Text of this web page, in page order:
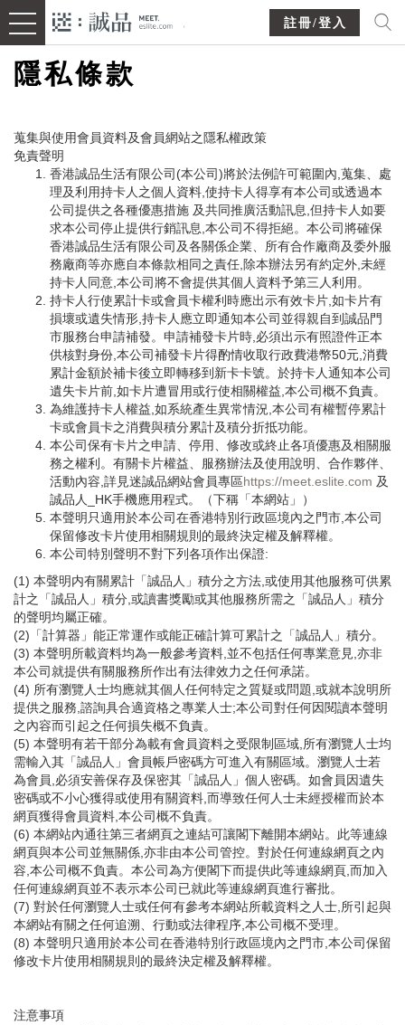
註冊/登入
隱私條款
蒐集與使用會員資料及會員網站之隱私權政策
免責聲明
香港誠品生活有限公司(本公司)將於法例許可範圍內,蒐集、處
理及利用持卡人之個人資料,使持卡人得享有本公司或透過本
公司提供之各種優惠措施 及共同推廣活動訊息,但持卡人如要
求本公司停止提供行銷訊息,本公司不得拒絕。本公司將確保
香港誠品生活有限公司及各關係企業、所有合作廠商及委外服
務廠商等亦應自本條款相同之責任,除本辦法另有約定外,未經
持卡人同意,本公司將不會提供其個人資料予第三人利用。
持卡人行使累計卡或會員卡權利時應出示有效卡片,如卡片有
損壞或遺失情形,持卡人應立即通知本公司並得親自到誠品門
市服務台申請補發。申請補發卡片時,必須出示有照證件正本
供核對身份,本公司補發卡片得酌情收取行政費港幣50元,消費
累計金額於補卡後立即轉移到新卡卡號。於持卡人通知本公司
遺失卡片前,如卡片遭冒用或行使相關權益,本公司概不負責。
為維護持卡人權益,如系統產生異常情況,本公司有權暫停累計
卡或會員卡之消費與積分累計及積分折抵功能。
本公司保有卡片之申請、停用、修改或終止各項優惠及相關服
務之權利。有關卡片權益、服務辦法及使用說明、合作夥伴、
活動內容,詳見迷誠品網站會員專區https://meet.eslite.com 及
誠品人_HK手機應用程式。（下稱「本網站」）
本聲明只適用於本公司在香港特別行政區境內之門市,本公司
保留修改卡片使用相關規則的最終決定權及解釋權。
本公司特別聲明不對下列各項作出保證:
(1) 本聲明内有關累計「誠品人」積分之方法,或使用其他服務可供累
計之「誠品人」積分,或讀書獎勵或其他服務所需之「誠品人」積分
的聲明均屬正確。
(2)「計算器」能正常運作或能正確計算可累計之「誠品人」積分。
(3) 本聲明所載資料均為一般參考資料,並不包括任何專業意見,亦非
本公司就提供有關服務所作出有法律效力之任何承諾。
(4) 所有瀏覽人士均應就其個人任何特定之質疑或問題,或就本說明所
提供之服務,諮詢具合適資格之專業人士;本公司對任何因閱讀本聲明
之內容而引起之任何損失概不負責。
(5) 本聲明有若干部分為載有會員資料之受限制區域,所有瀏覽人士均
需輸入其「誠品人」會員帳戶密碼方可進入有關區域。瀏覽人士若
為會員,必須安善保存及保密其「誠品人」個人密碼。如會員因遺失
密碼或不小心獲得或使用有關資料,而導致任何人士未經授權而於本
網頁獲得會員資料,本公司概不負責。
(6) 本網站內通往第三者網頁之連結可讓閣下離開本網站。此等連線
網頁與本公司並無關係,亦非由本公司管控。對於任何連線網頁之內
容,本公司概不負責。本公司為方便閣下而提供此等連線網頁,而加入
任何連線網頁並不表示本公司已就此等連線網頁進行審批。
(7) 對於任何瀏覽人士或任何有參考本網站所載資料之人士,所引起與
本網站有關之任何追溯、行動或法律程序,本公司概不受理。
(8) 本聲明只適用於本公司在香港特別行政區境內之門市,本公司保留
修改卡片使用相關規則的最終決定權及解釋權。
注意事項